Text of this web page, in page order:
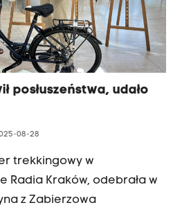
posłuszeństwa, udało
08-28
trekkingowy w
Radia Kraków, odebrała w
z Zabierzowa